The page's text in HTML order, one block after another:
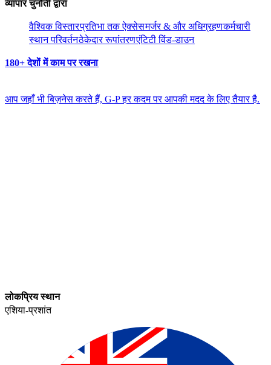
व्यापार चुनौती द्वारा​​
वैश्विक विस्तार​​प्रतिभा तक ऐक्सेस​​मर्जर & और अधिग्रहण​​कर्मचारी
स्थान परिवर्तन​​ठेकेदार रूपांतरण​​एंटिटी विंड-डाउन​​
180+ देशों में काम पर रखना​​
आप जहाँ भी बिज़नेस करते हैं, G-P हर कदम पर आपकी मदद के लिए तैयार है.​​
लोकप्रिय स्थान​​
एशिया-प्रशांत​​